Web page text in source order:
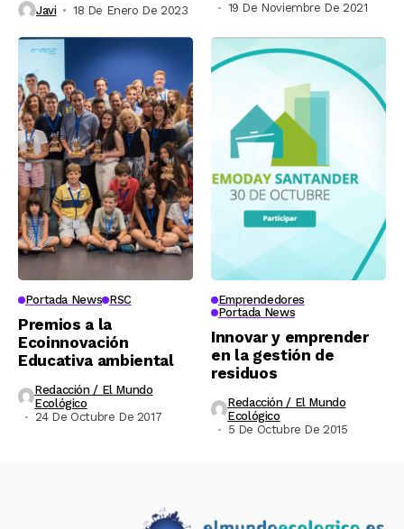
Javi 18 De Enero De 2023
19 De Noviembre De 2021
Portada News RSC
Premios a la
Ecoinnovación
Educativa ambiental
Redacción / El Mundo
Ecológico
24 De Octubre De 2017
Emprendedores
Portada News
Innovar y emprender
en la gestión de
residuos
Redacción / El Mundo
Ecológico
5 De Octubre De 2015